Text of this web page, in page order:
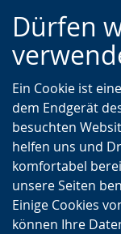
Dürfen
Ein Cookie ist
dem Endgerät
besuchten
helfen uns und
komfortabel
unsere Seiten
Einige Cookies
können Ihre